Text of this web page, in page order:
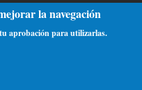
la navegación
aprobación para utilizarlas.